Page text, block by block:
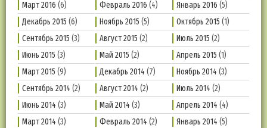
Март 2016 (6) Февраль 2016 (4) Январь 2016 (5)
Декабрь 2015 (6) Ноябрь 2015 (5) Октябрь 2015 (1)
Сентябрь 2015 (3) Август 2015 (2) Июль 2015 (2)
Июнь 2015 (3) Май 2015 (2) Апрель 2015 (1)
Март 2015 (9) Декабрь 2014 (7) Ноябрь 2014 (3)
Сентябрь 2014 (2) Август 2014 (2) Июль 2014 (2)
Июнь 2014 (3) Май 2014 (3) Апрель 2014 (4)
Март 2014 (3) Февраль 2014 (2) Январь 2014 (5)